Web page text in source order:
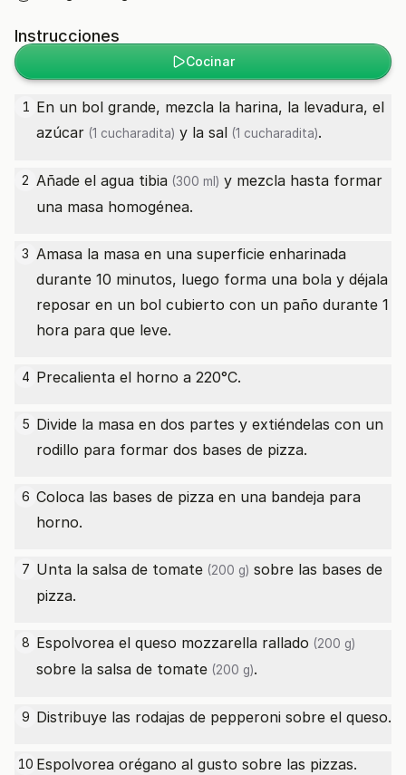
Instrucciones
Cocinar
1 En un bol grande, mezcla la harina, la levadura, el
azúcar (1 cucharadita) y la sal (1 cucharadita).
2 Añade el agua tibia (300 ml) y mezcla hasta formar
una masa homogénea.
3 Amasa la masa en una superficie enharinada
durante 10 minutos, luego forma una bola y déjala
reposar en un bol cubierto con un paño durante 1
hora para que leve.
4 Precalienta el horno a 220°C.
5 Divide la masa en dos partes y extiéndelas con un
rodillo para formar dos bases de pizza.
6 Coloca las bases de pizza en una bandeja para
horno.
7 Unta la salsa de tomate (200 g) sobre las bases de
pizza.
8 Espolvorea el queso mozzarella rallado (200 g)
sobre la salsa de tomate (200 g).
9 Distribuye las rodajas de pepperoni sobre el queso.
10 Espolvorea orégano al gusto sobre las pizzas.